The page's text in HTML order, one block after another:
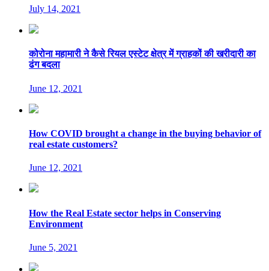
July 14, 2021
कोरोना महामारी ने कैसे रियल एस्टेट क्षेत्र में ग्राहकों की खरीदारी का
ढंग बदला
June 12, 2021
How COVID brought a change in the buying behavior of
real estate customers?
June 12, 2021
How the Real Estate sector helps in Conserving
Environment
June 5, 2021